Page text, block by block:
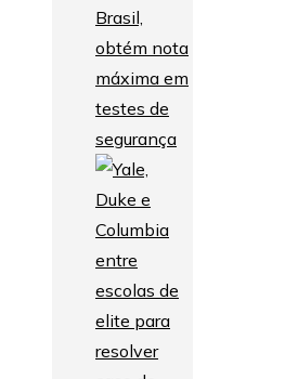
Brasil,
obtém nota
máxima em
testes de
segurança